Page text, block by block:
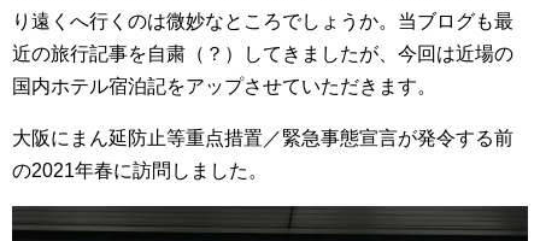
り遠くへ行くのは微妙なところでしょうか。当ブログも最
近の旅行記事を自粛（？）してきましたが、今回は近場の
国内ホテル宿泊記をアップさせていただきます。
大阪にまん延防止等重点措置／緊急事態宣言が発令する前
の2021年春に訪問しました。